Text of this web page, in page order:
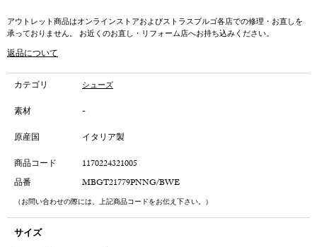
アウトレット商品はオンラインストアおよびストラスブルゴ各店での修理・お直しを
承っておりません。 お近くのお直し・リフォーム店へお持ち込みください。
返品について
カテゴリ シューズ
素材
-
原産国
イタリア製
商品コード
1170224321005
品番
MBGT21779PNNG/BWE
（お問い合わせの際には、上記商品コードをお伝え下さい。）
サイズ